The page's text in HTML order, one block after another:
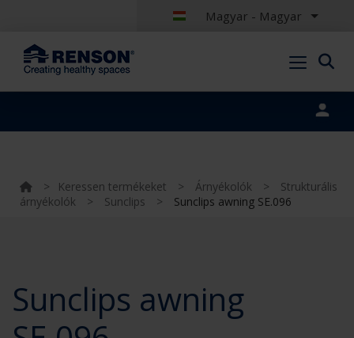
Magyar - Magyar
> Keressen termékeket > Árnyékolók >
Strukturális
árnyékolók
> Sunclips > Sunclips awning SE.096
Sunclips awning